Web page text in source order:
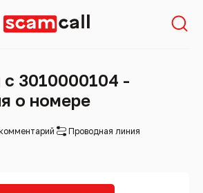
с 3010000104 -
о номере
Проводная линия